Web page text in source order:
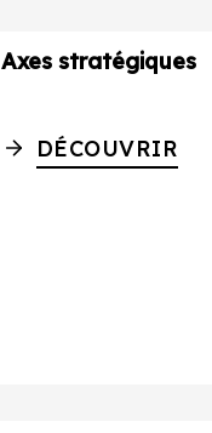
Axes stratégiques
DÉCOUVRIR